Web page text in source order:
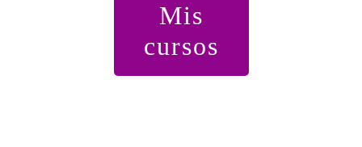
Mis
cursos